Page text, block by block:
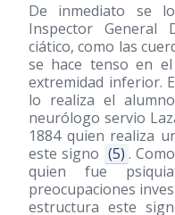
De inmediato se
Inspector General
ciático, como las
se hace tenso en
extremidad inferior.
lo realiza el
neurólogo servio
1884 quien realiza
este signo (5) .
quien fue
preocupaciones
estructura este